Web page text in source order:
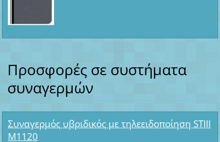
Προσφορές σε συστήματα
συναγερμών
Συναγερμός υβριδικός με τηλεειδοποίηση STIII
M1120